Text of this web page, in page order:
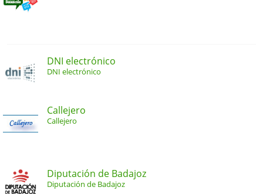
DNI electrónico
DNI electrónico
Callejero
Callejero
Diputación de Badajoz
Diputación de Badajoz